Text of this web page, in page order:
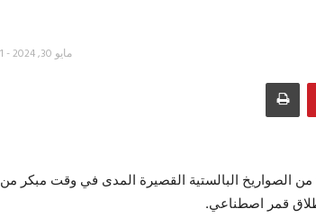
مايو 30, 2024 - 12:21
من الصواريخ البالستية القصيرة المدى في وقت مبكر من
قمر اصطناعي.